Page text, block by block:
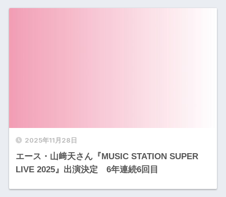
2025年11月28日
エース・山﨑天さん『MUSIC STATION SUPER
LIVE 2025』出演決定 6年連続6回目